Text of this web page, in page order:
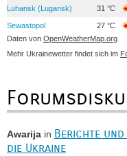
Luhansk (Lugansk) 31 °C
Sewastopol 27 °C
Daten von OpenWeatherMap.org
Mehr Ukrainewetter findet sich im
Awarija in Berichte und
die Ukraine